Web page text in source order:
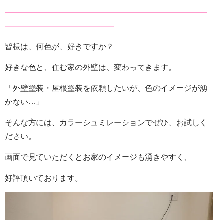
——————————————————————————
——————————————
皆様は、何色が、好きですか？
好きな色と、住む家の外壁は、変わってきます。
「外壁塗装・屋根塗装を依頼したいが、色のイメージが湧
かない…」
そんな方には、カラーシュミレーションでぜひ、お試しく
ださい。
画面で見ていただくとお家のイメージも湧きやすく、
好評頂いております。